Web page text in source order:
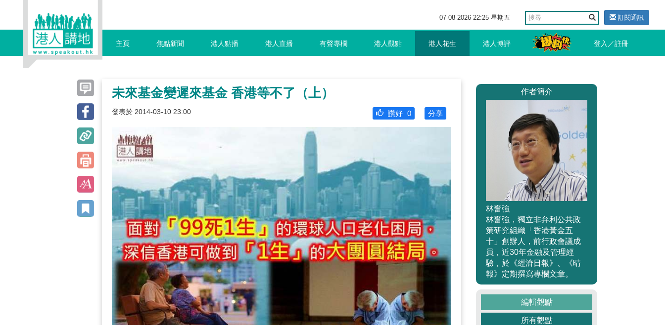
07-08-2026 22:25 星期五 訂閱通訊
主頁 焦點新聞 港人點播 港人直播 有聲專欄 港人觀點 港人花生 港人博評 登入／註冊
未來基金變遲來基金 香港等不了（上）
發表於 2014-03-10 23:00 分享
讚好 0
作者簡介
林奮強
林奮強，獨立非弁利公共政
策研究組織「香港黃金五
十」創辦人，前行政會議成
員，近30年金融及管理經
驗，於《經濟日報》、《晴
報》定期撰寫專欄文章。
編輯觀點
所有觀點